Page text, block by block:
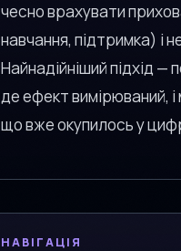
чесно врахувати
навчання, підтримка) і
Найнадійніший підхід —
де ефект вимірюваний,
що вже окупилось у
НАВІГАЦІЯ